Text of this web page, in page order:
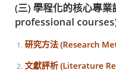
(三) 學程化的核心專業
professional
研究方法 (Research
文獻評析 (Literature